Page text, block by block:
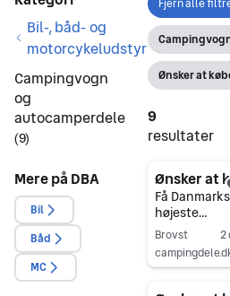
Bil-, båd- og
motorcykeludstyr
Campingvogn
og
autocamperdele
(9)
Mere på DBA
Bil
Båd
MC
Åbn filter
Fjern alle
Vis filter
Vis filter
Ønsker at
9
resultater
9 resultater
Ønsker at
Få Danmarks
højeste
Brovst
2